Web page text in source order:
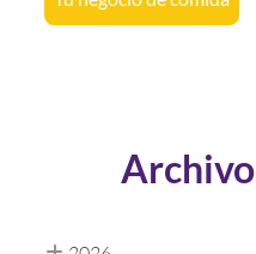
Archivo